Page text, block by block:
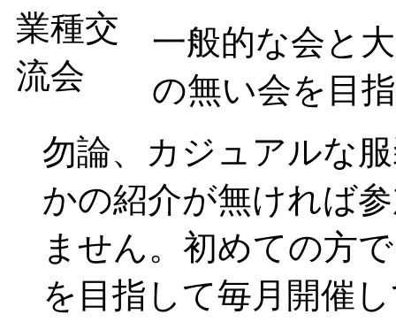
一般的な会と
の無い会を目
勿論、カジュアルな
かの紹介が無ければ
ません。初めての方
を目指して毎月開催